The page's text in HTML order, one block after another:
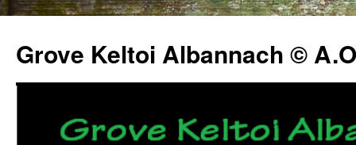
Grove Keltoi Albannach ©